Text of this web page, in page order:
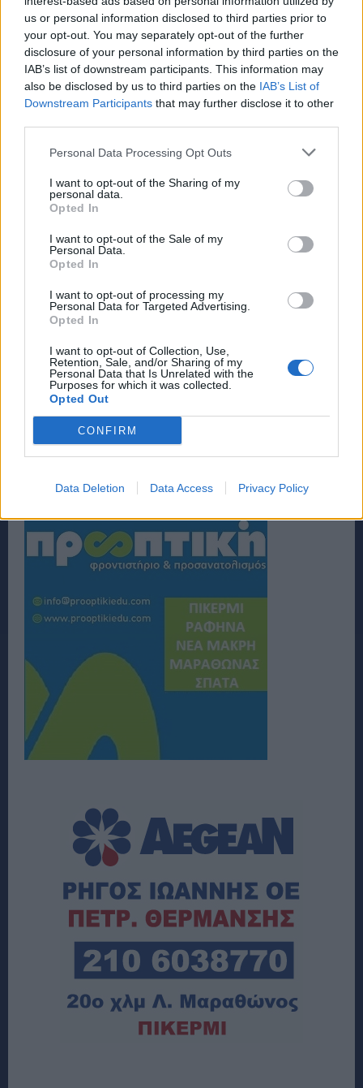
us or personal information disclosed to third parties prior to
your opt-out. You may separately opt-out of the further
disclosure of your personal information by third parties on the
IAB’s list of downstream participants. This information may
also be disclosed by us to third parties on the IAB’s List of
Downstream Participants that may further disclose it to other
Personal Data Processing Opt Outs
I want to opt-out of the Sharing of my
personal data.
Opted In
I want to opt-out of the Sale of my
Personal Data.
Opted In
I want to opt-out of processing my
Personal Data for Targeted Advertising.
Opted In
I want to opt-out of Collection, Use,
Retention, Sale, and/or Sharing of my
Personal Data that Is Unrelated with the
Purposes for which it was collected.
Opted Out
CONFIRM
Data Deletion Data Access Privacy Policy